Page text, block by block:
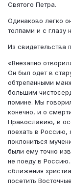
Святого Петра.
Одинаково легко
толпами и с глазу
Из свидетельства
«Внезапно
Он был одет в
обтрепанными
большим
помине. Мы
конечно, и о
Православию, в
поехать в Россию,
поклониться
были ему точно
не поеду в
сближения
посетить